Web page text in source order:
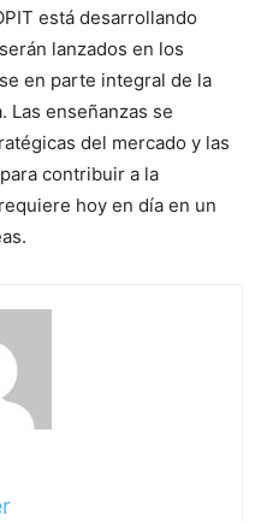
está desarrollando
lanzados en los
en parte integral de la
Las enseñanzas se
del mercado y las
contribuir a la
hoy en día en un